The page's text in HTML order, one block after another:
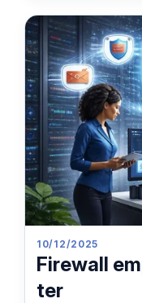
10/12/2025
Firewall
ter